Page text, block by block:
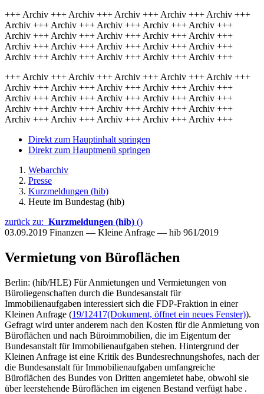
+++ Archiv +++ Archiv +++ Archiv +++ Archiv +++ Archiv +++
Archiv +++ Archiv +++ Archiv +++ Archiv +++ Archiv +++
Archiv +++ Archiv +++ Archiv +++ Archiv +++ Archiv +++
Archiv +++ Archiv +++ Archiv +++ Archiv +++ Archiv +++
Archiv +++ Archiv +++ Archiv +++ Archiv +++ Archiv +++
+++ Archiv +++ Archiv +++ Archiv +++ Archiv +++ Archiv +++
Archiv +++ Archiv +++ Archiv +++ Archiv +++ Archiv +++
Archiv +++ Archiv +++ Archiv +++ Archiv +++ Archiv +++
Archiv +++ Archiv +++ Archiv +++ Archiv +++ Archiv +++
Archiv +++ Archiv +++ Archiv +++ Archiv +++ Archiv +++
Direkt zum Hauptinhalt springen
Direkt zum Hauptmenü springen
Webarchiv
Presse
Kurzmeldungen (hib)
Heute im Bundestag (hib)
zurück zu: Kurzmeldungen (hib) ()
03.09.2019 Finanzen — Kleine Anfrage — hib 961/2019
Vermietung von Büroflächen
Berlin: (hib/HLE) Für Anmietungen und Vermietungen von
Büroliegenschaften durch die Bundesanstalt für
Immobilienaufgaben interessiert sich die FDP-Fraktion in einer
Kleinen Anfrage (19/12417(Dokument, öffnet ein neues Fenster)).
Gefragt wird unter anderem nach den Kosten für die Anmietung von
Büroflächen und nach Büroimmobilien, die im Eigentum der
Bundesanstalt für Immobilienaufgaben stehen. Hintergrund der
Kleinen Anfrage ist eine Kritik des Bundesrechnungshofes, nach der
die Bundesanstalt für Immobilienaufgaben umfangreiche
Büroflächen des Bundes von Dritten angemietet habe, obwohl sie
über leerstehende Büroflächen im eigenen Bestand verfügt habe .